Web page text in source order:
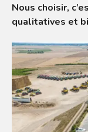
Nous choisir,
qualitatives et